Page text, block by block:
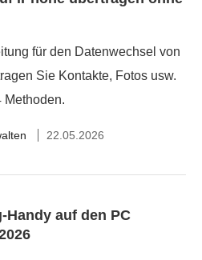
für den Datenwechsel von
Sie Kontakte, Fotos usw.
Methoden.
22.05.2026
Handy auf den PC